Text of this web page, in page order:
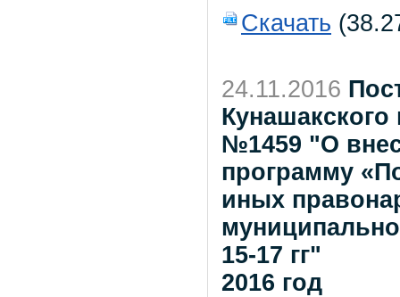
Скачать
24.11.2016
Кунашакского
№1459 "О
программу
иных
15-17 гг"
2016 год